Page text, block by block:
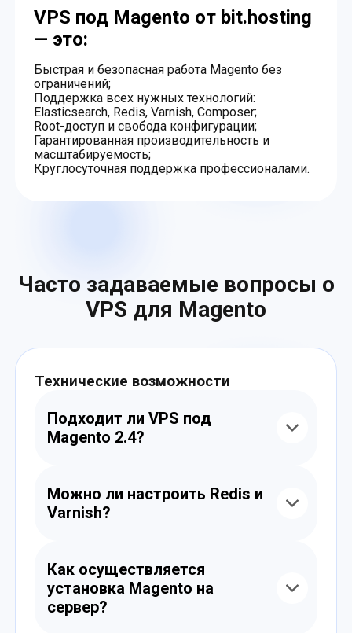
VPS под Magento от bit.hosting
— это:
Быстрая и безопасная работа Magento без
ограничений;
Поддержка всех нужных технологий:
Elasticsearch, Redis, Varnish, Composer;
Root-доступ и свобода конфигурации;
Гарантированная производительность и
масштабируемость;
Круглосуточная поддержка профессионалами.
Часто задаваемые вопросы о
VPS для Magento
Технические возможности
Подходит ли VPS под
Magento 2.4?
2.4. Мы поддерживаем необходимые PHP-
расширения, Elasticsearch, Composer 2 и
другие технологии, требуемые этой
Можно ли настроить Redis и
Varnish?
тарифах. Мы поможем вам с их
установкой, конфигурацией и интеграцией
с Magento.
Как осуществляется
установка Magento на
сервер?